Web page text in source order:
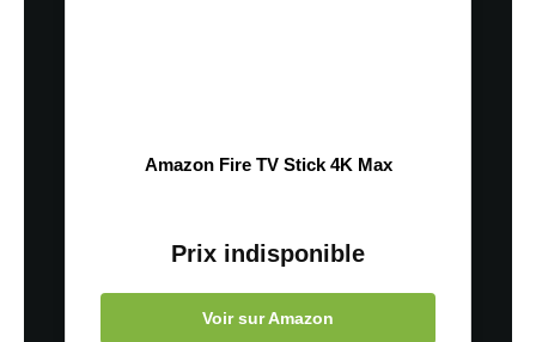
Amazon Fire TV Stick 4K Max
Prix indisponible
Voir sur Amazon